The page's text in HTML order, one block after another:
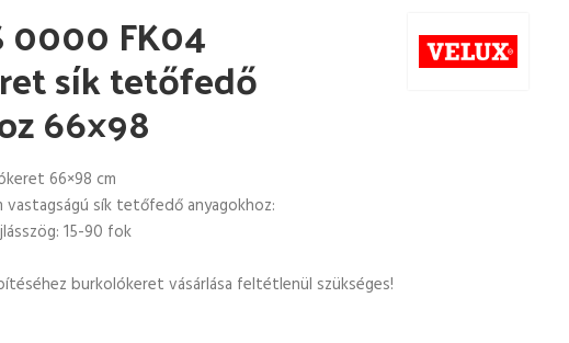
0000 FK04
sík tetőfedő
66×98
66×98 cm
vastagságú sík tetőfedő anyagokhoz:
15-90 fok
burkolókeret vásárlása feltétlenül szükséges!